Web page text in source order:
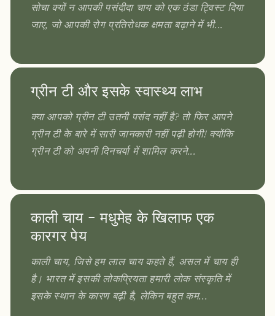
सोचा क्यों न आपकी पसंदीदा चाय को एक ठंडा ट्विस्ट दिया
जाए, जो आपकी रोग प्रतिरोधक क्षमता बढ़ाने में भी...
ग्रीन टी और इसके स्वास्थ्य लाभ
क्या आपको ग्रीन टी उतनी पसंद नहीं है? तो फिर आपने
ग्रीन टी के बारे में सारी जानकारी नहीं पढ़ी होगी! क्योंकि
ग्रीन टी को अपनी दिनचर्या में शामिल करने...
काली चाय - मधुमेह के खिलाफ एक
कारगर पेय
काली चाय, जिसे हम लाल चाय कहते हैं, असल में चाय ही
है। भारत में इसकी लोकप्रियता हमारी लोक संस्कृति में
इसके स्थान के कारण बढ़ी है, लेकिन बहुत कम...